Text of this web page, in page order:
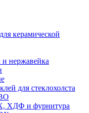
керамической
нержавейка
для стеклохолста
ХДФ и фурнитура